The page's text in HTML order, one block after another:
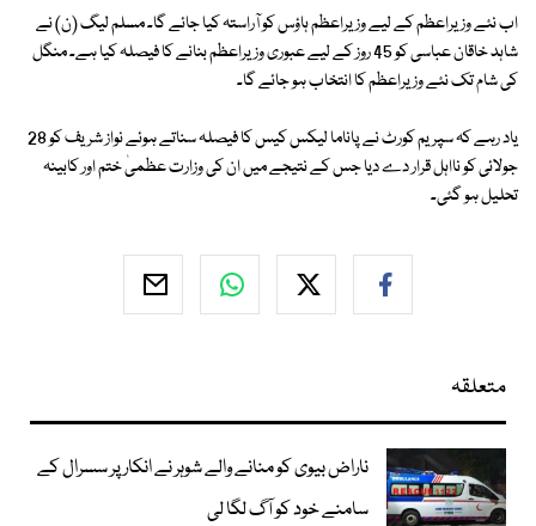
اب نئے وزیراعظم کے لیے وزیراعظم ہاؤس کو آراستہ کیا جائے گا۔ مسلم لیگ (ن) نے
شاہد خاقان عباسی کو 45 روز کے لیے عبوری وزیراعظم بنانے کا فیصلہ کیا ہے۔ منگل
کی شام تک نئے وزیراعظم کا انتخاب ہو جائے گا۔
یاد رہے کہ سپریم کورٹ نے پاناما لیکس کیس کا فیصلہ سناتے ہوئے نواز شریف کو 28
جولائی کو نااہل قرار دے دیا جس کے نتیجے میں ان کی وزارت عظمیٰ ختم اور کابینہ
تحلیل ہو گئی۔
متعلقہ
ناراض بیوی کو منانے والے شوہر نے انکار پر سسرال کے
سامنے خود کو آگ لگا لی